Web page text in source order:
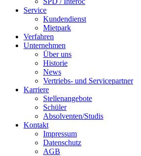
Service
Kundendienst
Mietpark
Verfahren
Unternehmen
Über uns
Historie
News
Vertriebs- und Servicepartner
Karriere
Stellenangebote
Schüler
Absolventen/Studis
Kontakt
Impressum
Datenschutz
AGB